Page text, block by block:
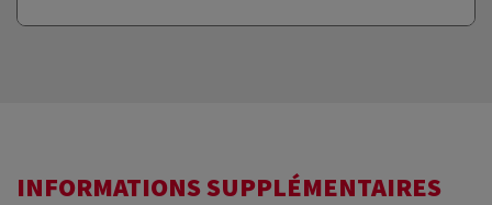
INFORMATIONS SUPPLÉMENTAIRES